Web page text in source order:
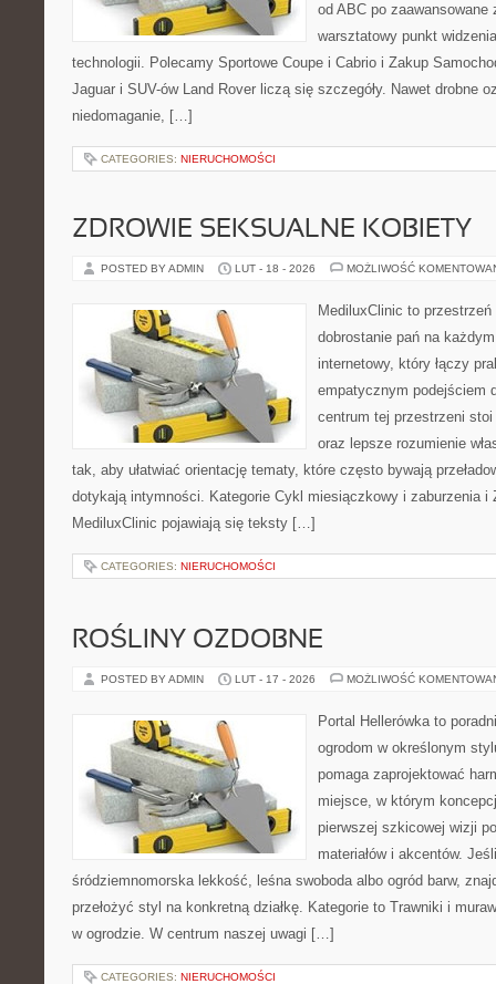
od ABC po zaawansowane
warsztatowy punkt
technologii. Polecamy Sportowe Coupe i Cabrio i Zakup
Jaguar i SUV-ów Land Rover liczą się szczegóły. Nawet drobne
niedomaganie, […]
CATEGORIES: NIERUCHOMOŚCI
ZDROWIE SEKSUALNE KOBIETY
POSTED BY ADMIN LUT - 18 - 2026 MOŻLIWOŚĆ
MediluxClinic to
dobrostanie pań na
internetowy, który łączy
empatycznym podejściem
centrum tej przestrzeni
oraz lepsze rozumienie
tak, aby ułatwiać orientację tematy, które często bywają
dotykają intymności. Kategorie Cykl miesiączkowy i zaburzenia i
MediluxClinic pojawiają się teksty […]
CATEGORIES: NIERUCHOMOŚCI
ROŚLINY OZDOBNE
POSTED BY ADMIN LUT - 17 - 2026 MOŻLIWOŚĆ
Portal Hellerówka to
ogrodom w określonym
pomaga zaprojektować
miejsce, w którym
pierwszej szkicowej wizji
materiałów i akcentów.
śródziemnomorska lekkość, leśna swoboda albo ogród barw,
przełożyć styl na konkretną działkę. Kategorie to Trawniki i
w ogrodzie. W centrum naszej uwagi […]
CATEGORIES: NIERUCHOMOŚCI